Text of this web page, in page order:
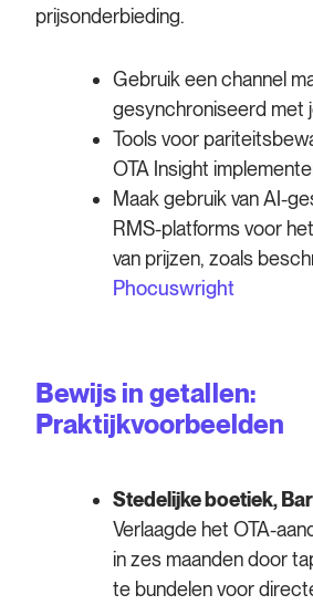
prijsonderbieding.
Gebruik een channel
gesynchroniseerd met
Tools voor
OTA Insight
Maak gebruik van AI-
RMS-platforms voor
van prijzen, zoals
Phocuswright
Bewijs in getallen:
Praktijkvoorbeelden
Stedelijke boetiek,
Verlaagde het OTA-
in zes maanden door
te bundelen voor